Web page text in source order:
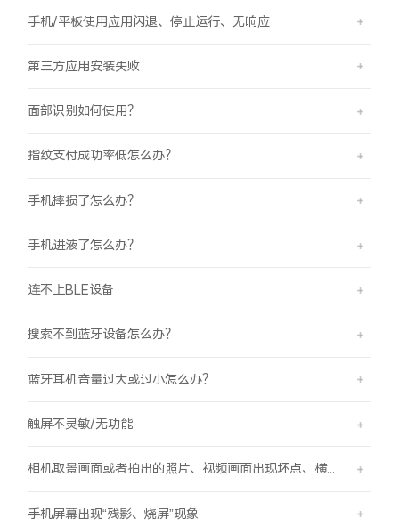
手机/平板使用应用闪退、停止运行、无响应
第三方应用安装失败
面部识别如何使用？
指纹支付成功率低怎么办？
手机摔损了怎么办？
手机进液了怎么办？
连不上BLE设备
搜索不到蓝牙设备怎么办？
蓝牙耳机音量过大或过小怎么办？
触屏不灵敏/无功能
相机取景画面或者拍出的照片、视频画面出现坏点、横线、竖线的现象
手机屏幕出现“残影、烧屏”现象